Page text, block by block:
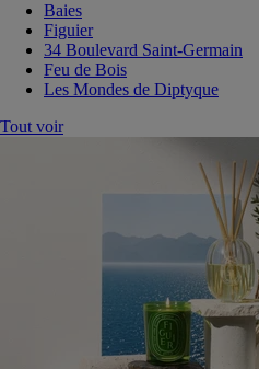
Baies
Figuier
34 Boulevard Saint-Germain
Feu de Bois
Les Mondes de Diptyque
Tout voir